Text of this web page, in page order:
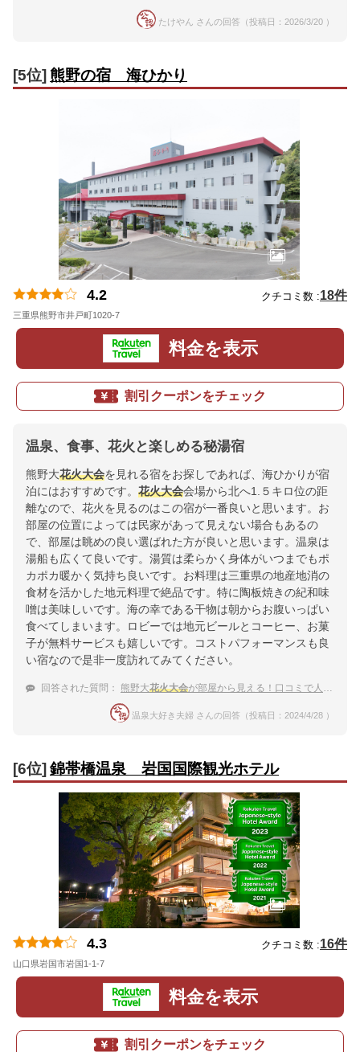
たけやん さんの回答（投稿日：2026/3/20 ）
[5位] 熊野の宿 海ひかり
4.2 クチコミ数 :18件
三重県熊野市井戸町1020-7
料金を表示
割引クーポンをチェック
温泉、食事、花火と楽しめる秘湯宿
熊野大花火大会を見れる宿をお探しであれば、海ひかりが宿
泊にはおすすめです。 花火大会会場から北へ1.５キロ位の距
離なので、花火を見るのはこの宿が一番良いと思います。お
部屋の位置によっては民家があって見えない場合もあるの
で、部屋は眺めの良い選ばれた方が良いと思います。温泉は
湯船も広くて良いです。湯質は柔らかく身体がいつまでもポ
カポカ暖かく気持ち良いです。お料理は三重県の地産地消の
食材を活かした地元料理で絶品です。特に陶板焼きの紀和味
噌は美味しいです。海の幸である干物は朝からお腹いっぱい
食べてしまいます。ロビーでは地元ビールとコーヒー、お菓
子が無料サービスも嬉しいです。コストパフォーマンスも良
い宿なので是非一度訪れてみてください。
回答された質問： 熊野大花火大会が部屋から見える！口コミで人気の温泉宿
温泉大好き夫婦 さんの回答（投稿日：2024/4/28 ）
[6位] 錦帯橋温泉 岩国国際観光ホテル
4.3 クチコミ数 :16件
山口県岩国市岩国1-1-7
料金を表示
割引クーポンをチェック